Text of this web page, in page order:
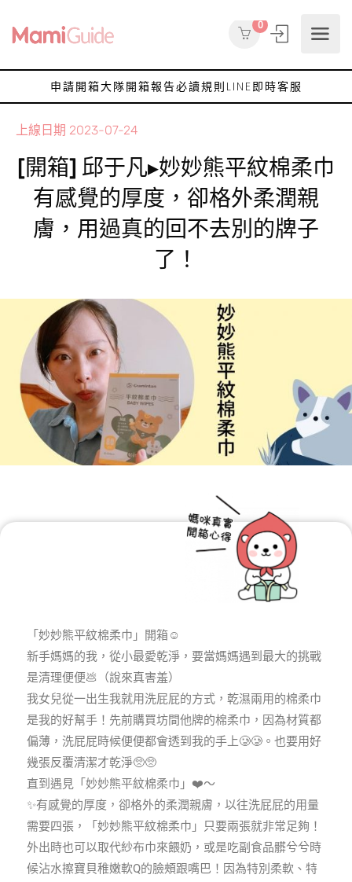
0
申請開箱大隊開箱報告必讀規則 LINE即時客服
上線日期 2023-07-24
[開箱] 邱于凡▸妙妙熊平紋棉柔巾
有感覺的厚度，卻格外柔潤親
膚，用過真的回不去別的牌子
了！
「妙妙熊平紋棉柔巾」開箱☺️
新手媽媽的我，從小最愛乾淨，要當媽媽遇到最大的挑戰
是清理便便💩（說來真害羞）
我女兒從一出生我就用洗屁屁的方式，乾濕兩用的棉柔巾
是我的好幫手！先前購買坊間他牌的棉柔巾，因為材質都
偏薄，洗屁屁時候便便都會透到我的手上🥲🥲。也要用好
幾張反覆清潔才乾淨🥺🥺
直到遇見「妙妙熊平紋棉柔巾」❤️～
✨有感覺的厚度，卻格外的柔潤親膚，以往洗屁屁的用量
需要四張，「妙妙熊平紋棉柔巾」只要兩張就非常足夠！
外出時也可以取代紗布巾來餵奶，或是吃副食品髒兮兮時
候沾水擦寶貝稚嫩軟Q的臉頰跟嘴巴！因為特別柔軟、特